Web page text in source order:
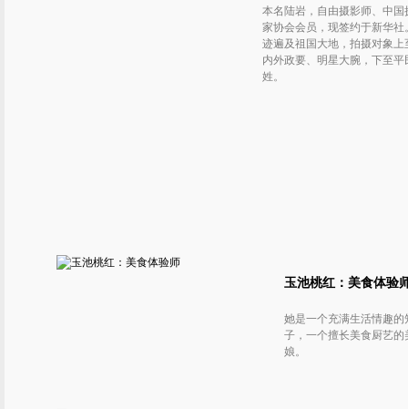
本名陆岩，自由摄影师、中国
家协会会员，现签约于新华社
迹遍及祖国大地，拍摄对象上
内外政要、明星大腕，下至平
姓。
玉池桃红：美食体验
她是一个充满生活情趣的
子，一个擅长美食厨艺的
娘。